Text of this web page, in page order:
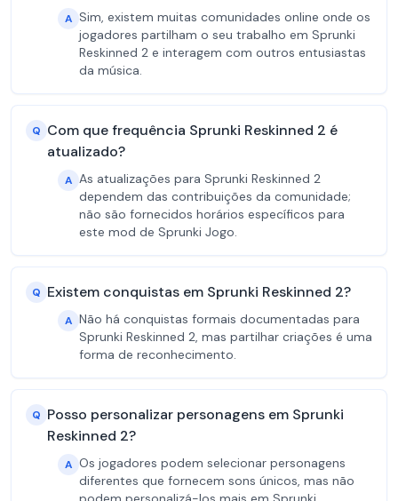
A Sim, existem muitas comunidades online onde os
jogadores partilham o seu trabalho em Sprunki
Reskinned 2 e interagem com outros entusiastas
da música.
Q Com que frequência Sprunki Reskinned 2 é
atualizado?
A As atualizações para Sprunki Reskinned 2
dependem das contribuições da comunidade;
não são fornecidos horários específicos para
este mod de Sprunki Jogo.
Q Existem conquistas em Sprunki Reskinned 2?
A Não há conquistas formais documentadas para
Sprunki Reskinned 2, mas partilhar criações é uma
forma de reconhecimento.
Q Posso personalizar personagens em Sprunki
Reskinned 2?
A Os jogadores podem selecionar personagens
diferentes que fornecem sons únicos, mas não